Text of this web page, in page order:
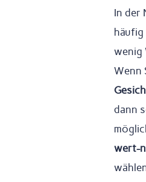
In der
häufig
wenig
Wenn
dann
wert-